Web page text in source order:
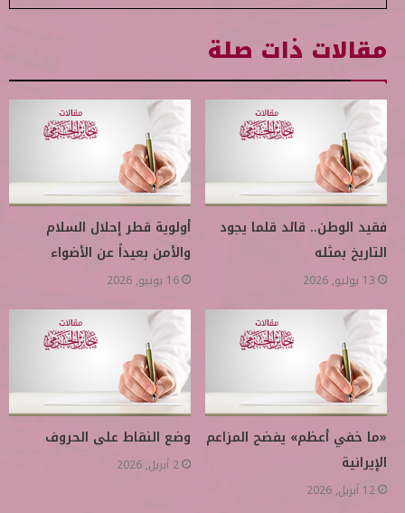
مقالات ذات صلة
فقيد الوطن.. قائد قلما يجود
التاريخ بمثله
13 يوليو, 2026
أولوية قطر إحلال السلام
والأمن بعيداً عن الأضواء
16 يونيو, 2026
«ما خفي أعظم» يفضح المزاعم
الإيرانية
12 أبريل, 2026
وضع النقاط على الحروف
2 أبريل, 2026